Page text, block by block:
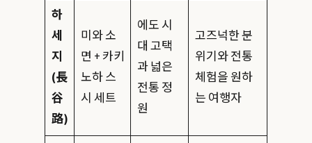
하
세
지
(長
谷
路)
미와 소
면 + 카키
노하 스
시 세트
에도 시
대 고택
과 넓은
전통 정
원
고즈넉한 분
위기와 전통
체험을 원하
는 여행자